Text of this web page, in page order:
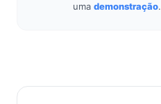
uma demonstração.